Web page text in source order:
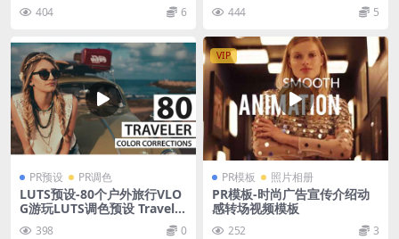
404 6 444 5
PR预设 PR调色
LUTS预设-80个户外旅行VLO
G游玩LUTS调色预设 Traveler
Color Corrections
398 0
VIP
PR模板 照片相册
PR模板-时尚广告宣传介绍动
感转场视频模板
252 3